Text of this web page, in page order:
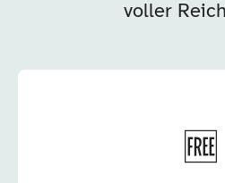
voller
🆓